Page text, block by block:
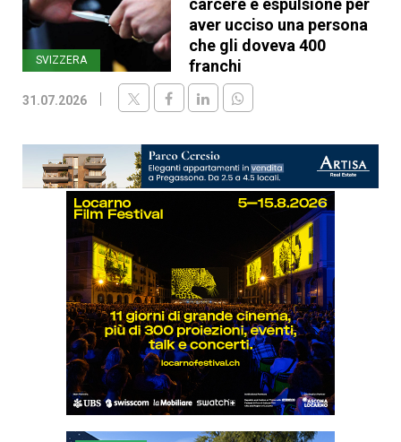
SVIZZERA
carcere e espulsione per
aver ucciso una persona
che gli doveva 400
franchi
31.07.2026